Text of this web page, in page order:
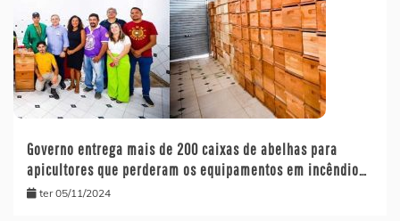
Governo entrega mais de 200 caixas de abelhas para
apicultores que perderam os equipamentos em incêndio…
ter 05/11/2024